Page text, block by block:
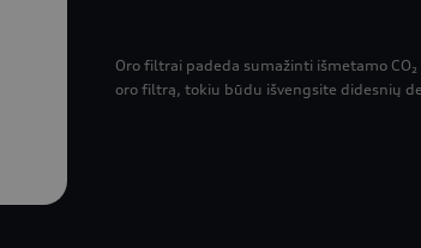
Oro filtrai padeda sumažinti išmetamo
oro filtrą, tokiu būdu išvengsite didesnių